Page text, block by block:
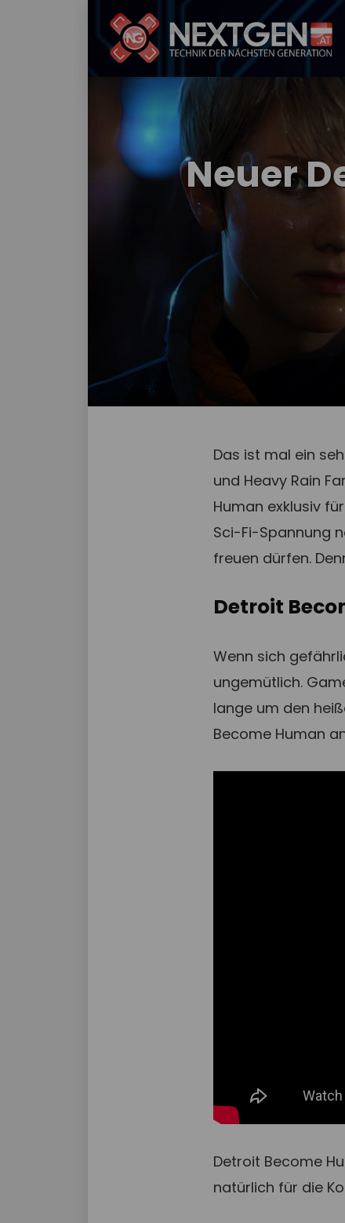
Neuer
Das ist mal ein
und Heavy Rain
Human exklusiv
Sci-Fi-Spannung
freuen dürfen.
Detroit
Wenn sich
ungemütlich.
lange um den
Become Human
Detroit Become
natürlich für die